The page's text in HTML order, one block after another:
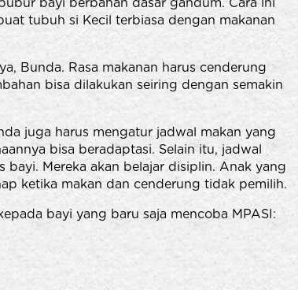
tubuh si Kecil terbiasa dengan makanan
Bunda. Rasa makanan harus cenderung
bisa dilakukan seiring dengan semakin
juga harus mengatur jadwal makan yang
bisa beradaptasi. Selain itu, jadwal
Mereka akan belajar disiplin. Anak yang
ketika makan dan cenderung tidak pemilih.
bayi yang baru saja mencoba MPASI: